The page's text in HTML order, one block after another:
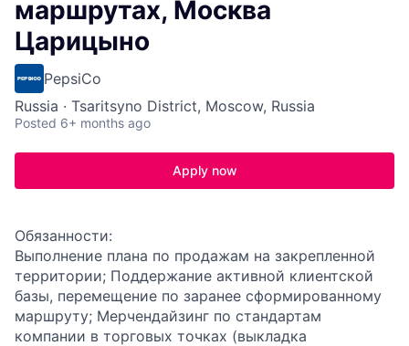
маршрутах, Москва
Царицыно
PepsiCo
Russia · Tsaritsyno District, Moscow, Russia
Posted 6+ months ago
Apply now
Обязанности:
Выполнение плана по продажам на закрепленной
территории; Поддержание активной клиентской
базы, перемещение по заранее сформированному
маршруту; Мерчендайзинг по стандартам
компании в торговых точках (выкладка